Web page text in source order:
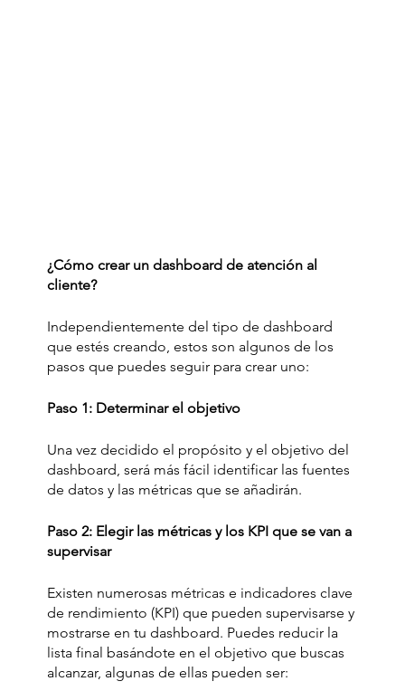
¿Cómo crear un dashboard de atención al
cliente?
Independientemente del tipo de dashboard
que estés creando, estos son algunos de los
pasos que puedes seguir para crear uno:
Paso 1: Determinar el objetivo
Una vez decidido el propósito y el objetivo del
dashboard, será más fácil identificar las fuentes
de datos y las métricas que se añadirán.
Paso 2: Elegir las métricas y los KPI que se van a
supervisar
Existen numerosas métricas e indicadores clave
de rendimiento (KPI) que pueden supervisarse y
mostrarse en tu dashboard. Puedes reducir la
lista final basándote en el objetivo que buscas
alcanzar, algunas de ellas pueden ser: